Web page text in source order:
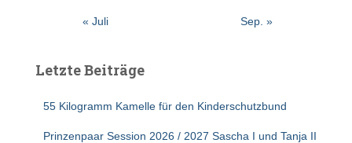
« Juli Sep. »
Letzte Beiträge
55 Kilogramm Kamelle für den Kinderschutzbund
Prinzenpaar Session 2026 / 2027 Sascha I und Tanja II